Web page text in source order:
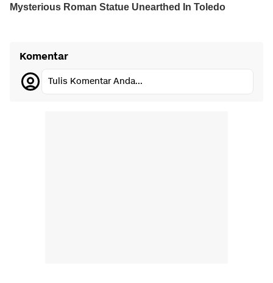
Komentar
Tulis Komentar Anda...